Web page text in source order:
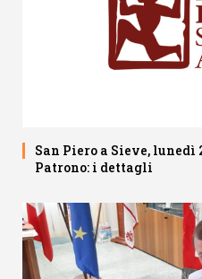
San Piero a Sieve, lunedì
Patrono: i dettagli